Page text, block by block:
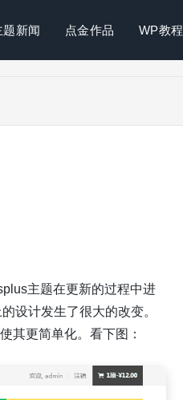
题新闻 点金作品 WP教程
主题在更新的过程中进
设计发生了很大的改变。
其更简单化。看下图：